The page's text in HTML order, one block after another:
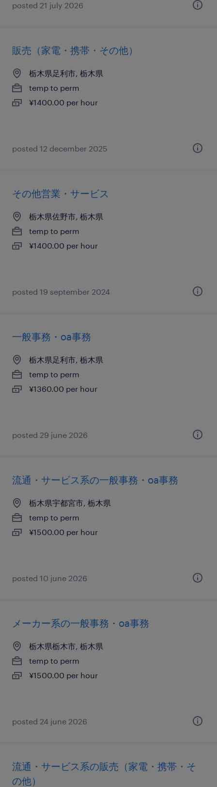
posted 21 july 2026
販売（家電・携帯・その他）
栃木県足利市, 栃木県
temp to perm
¥1400.00 per hour
posted 12 december 2025
その他営業・サービス
栃木県佐野市, 栃木県
temp to perm
¥1400.00 per hour
posted 19 september 2024
一般事務・oa事務
栃木県足利市, 栃木県
temp to perm
¥1360.00 per hour
posted 29 june 2026
流通・サービス系の一般事務・oa事務
栃木県宇都宮市, 栃木県
temp to perm
¥1500.00 per hour
posted 10 june 2026
メーカー系の一般事務・oa事務
栃木県栃木市, 栃木県
temp to perm
¥1500.00 per hour
posted 24 june 2026
流通・サービス系の販売（家電・携帯・そ
の他）